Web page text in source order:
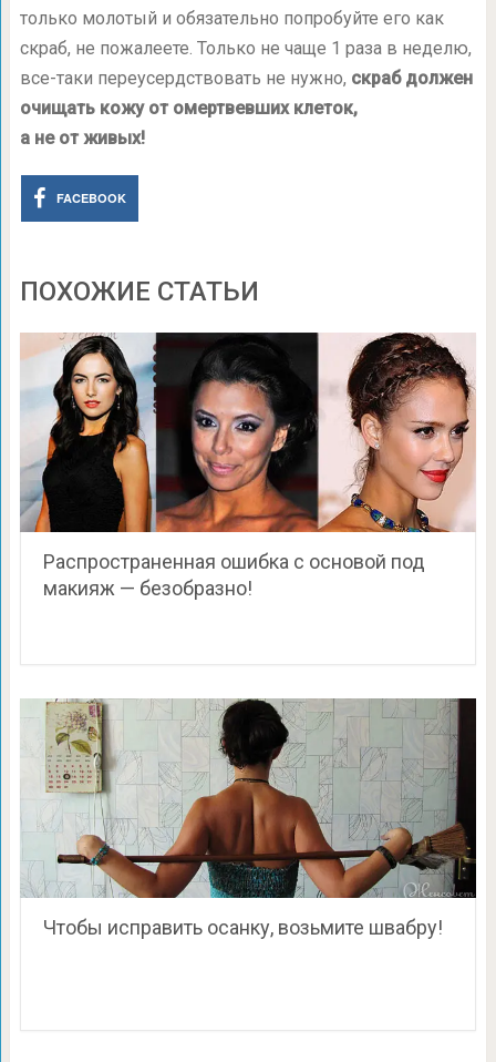
только молотый и обязательно попробуйте его как
скраб, не пожалеете. Только не чаще 1 раза в неделю,
все-таки переусердствовать не нужно, скраб должен
очищать кожу от омертвевших клеток,
а не от живых!
FACEBOOK
ПОХОЖИЕ СТАТЬИ
Распространенная ошибка с основой под
макияж — безобразно!
Чтобы исправить осанку, возьмите швабру!